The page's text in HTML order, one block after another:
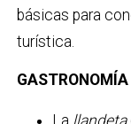
básicas para
turística.
GASTRONOMÍA
La llandeta